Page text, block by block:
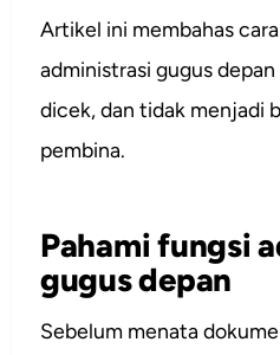
Artikel ini membahas
administrasi gugus depan
dicek, dan tidak menjadi
pembina.
Pahami fungsi
gugus depan
Sebelum menata